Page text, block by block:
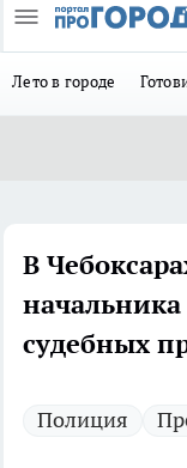
Лето в городе
В
судебных
Полиция